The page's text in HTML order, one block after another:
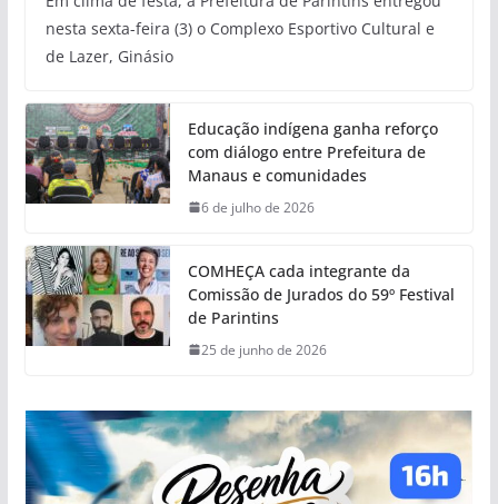
nesta sexta-feira (3) o Complexo Esportivo Cultural e
de Lazer, Ginásio
Educação indígena ganha reforço
com diálogo entre Prefeitura de
Manaus e comunidades
6 de julho de 2026
COMHEÇA cada integrante da
Comissão de Jurados do 59º Festival
de Parintins
25 de junho de 2026